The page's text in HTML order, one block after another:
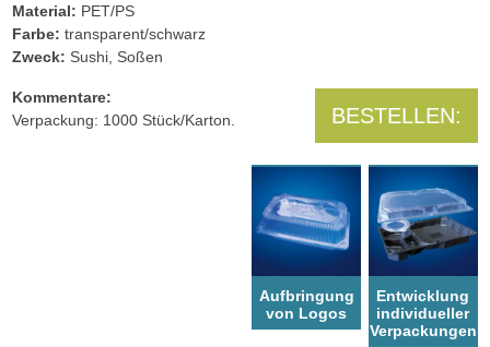
Material: PET/PS
Farbe: transparent/schwarz
Zweck: Sushi, Soßen
Kommentare:
Verpackung: 1000 Stück/Karton.
BESTELLEN:
Aufbringung
von Logos
Entwicklung
individueller
Verpackungen